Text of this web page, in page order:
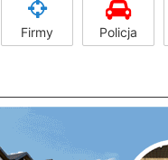
Firmy Policja